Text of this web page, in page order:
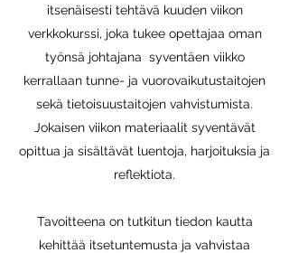
itsenäisesti tehtävä kuuden viikon
verkkokurssi, joka tukee opettajaa oman
työnsä johtajana syventäen viikko
kerrallaan tunne- ja vuorovaikutustaitojen
sekä tietoisuustaitojen vahvistumista.
Jokaisen viikon materiaalit syventävät
opittua ja sisältävät luentoja, harjoituksia ja
reflektiota.
Tavoitteena on tutkitun tiedon kautta
kehittää itsetuntemusta ja vahvistaa